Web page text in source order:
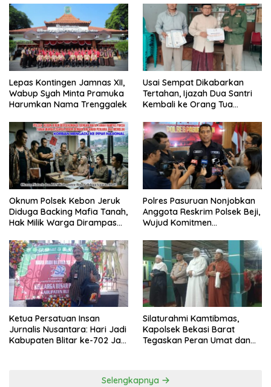
Disdagperin
Sholat Jumat
Lepas Kontingen Jamnas XII,
Wabup Syah Minta Pramuka
Harumkan Nama Trenggalek
Usai Sempat Dikabarkan
Tertahan, Ijazah Dua Santri
Kembali ke Orang Tua
Oknum Polsek Kebon Jeruk
Diduga Backing Mafia Tanah,
Hak Milik Warga Dirampas
Polres Pasuruan Nonjobkan
Anggota Reskrim Polsek Beji,
Wujud Komitmen
Dugaan Penganiayaan
Ketua Persatuan Insan
Jurnalis Nusantara: Hari Jadi
Kabupaten Blitar ke-702 Jadi
Silaturahmi Kamtibmas,
Kapolsek Bekasi Barat
Tegaskan Peran Umat dan
Selengkapnya